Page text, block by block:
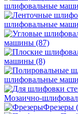
шлифовальные
шлифовальные
машины (87)
машины (8)
шлифовальные
Мозаично-
Фрезеры